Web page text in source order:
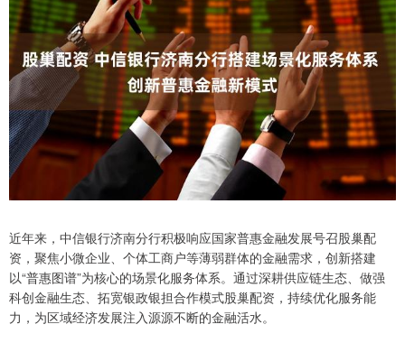
近年来，中信银行济南分行积极响应国家普惠金融发展号召股巢配
资，聚焦小微企业、个体工商户等薄弱群体的金融需求，创新搭建
以“普惠图谱”为核心的场景化服务体系。通过深耕供应链生态、做强
科创金融生态、拓宽银政银担合作模式股巢配资，持续优化服务能
力，为区域经济发展注入源源不断的金融活水。